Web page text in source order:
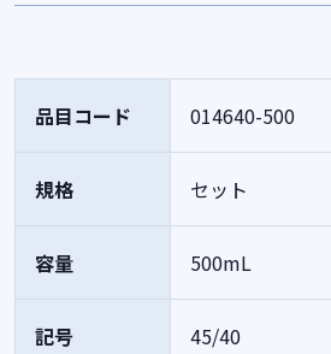
品目コード 014640-500
規格 セット
容量 500mL
記号 45/40